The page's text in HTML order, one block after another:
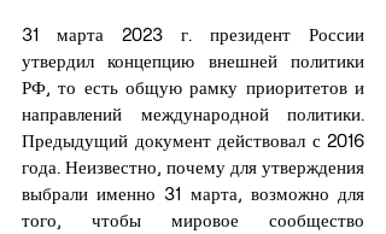
31 марта 2023 г. президент России
утвердил концепцию внешней политики
РФ, то есть общую рамку приоритетов и
направлений международной политики.
Предыдущий документ действовал с 2016
года. Неизвестно, почему для утверждения
выбрали именно 31 марта, возможно для
того, чтобы мировое сообщество